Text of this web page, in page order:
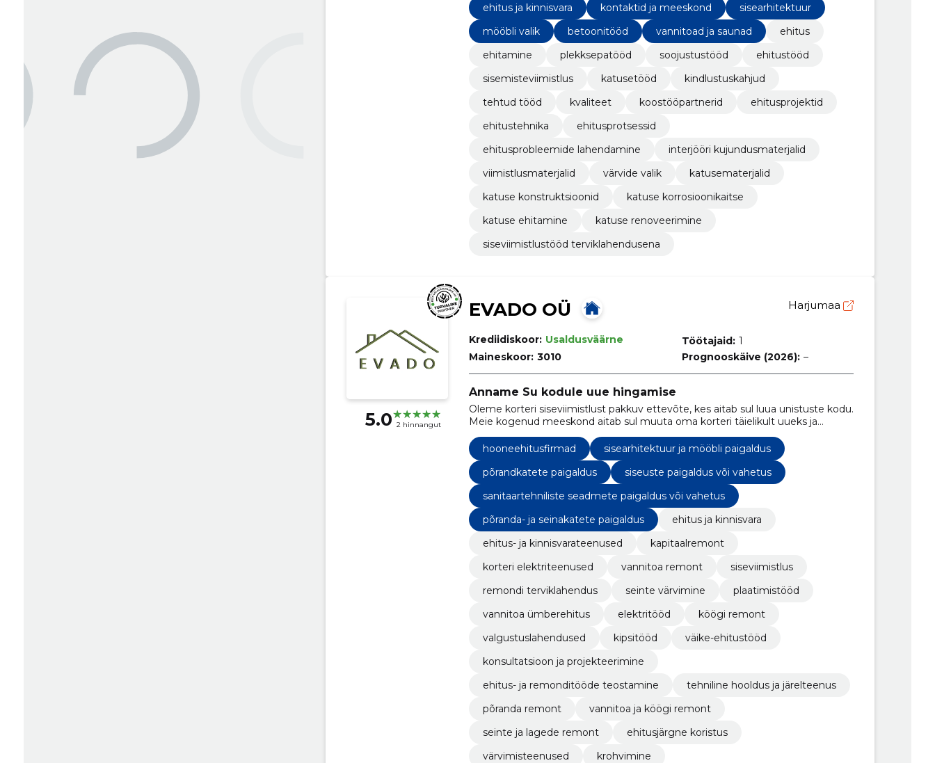
ehitus ja kinnisvara
kontaktid ja meeskond
sisearhitektuur
mööbli valik
betoonitööd vannitoad ja saunad
ehitus
ehitamine
plekksepatööd soojustustööd
ehitustööd
sisemisteviimistlus
katusetööd
kindlustuskahjud
tehtud tööd
kvaliteet koostööpartnerid
ehitusprojektid
ehitustehnika
ehitusprotsessid
ehitusprobleemide lahendamine
interjööri kujundusmaterjalid
viimistlusmaterjalid
värvide valik
katusematerjalid
katuse konstruktsioonid
katuse korrosioonikaitse
katuse ehitamine
katuse renoveerimine
siseviimistlustööd terviklahendusena
5.0 2 hinnangut
EVADO OÜ Harjumaa
Krediidiskoor: Usaldusväärne
Maineskoor: 3010
Töötajaid: 1
Prognooskäive (2026): –
Anname Su kodule uue hingamise
Oleme korteri siseviimistlust pakkuv ettevõte, kes aitab sul luua unistuste kodu.
Meie kogenud meeskond aitab sul muuta oma korteri täielikult uueks ja
hooneehitusfirmad
sisearhitektuur ja mööbli paigaldus
põrandkatete paigaldus
siseuste paigaldus või vahetus
sanitaartehniliste seadmete paigaldus või vahetus
põranda- ja seinakatete paigaldus
ehitus ja kinnisvara
ehitus- ja kinnisvarateenused
kapitaalremont
korteri elektriteenused
vannitoa remont
siseviimistlus
remondi terviklahendus
seinte värvimine
plaatimistööd
vannitoa ümberehitus
elektritööd
köögi remont
valgustuslahendused
kipsitööd
väike-ehitustööd
konsultatsioon ja projekteerimine
ehitus- ja remonditööde teostamine
tehniline hooldus ja järelteenus
põranda remont
vannitoa ja köögi remont
seinte ja lagede remont
ehitusjärgne koristus
värvimisteenused
krohvimine